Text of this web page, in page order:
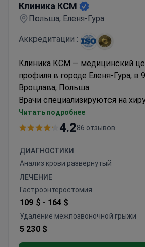
Клиника КСМ
Польша, Еленя-Гура
Аккредитации :
Клиника КСМ — медицинский
профиля в городе Еленя-Гура, в
Вроцлава, Польша.
Врачи специализируются на
веса, пластических операциях,
минимально-инвазивных
Иностранным пациентам здесь
пакетные цены и персональный
клинике КСМ принимают только
Каждый год сюда приезжают
пациентов из Великобритании,
Читать подробнее
4.286 отзывов
ДИАГНОСТИКИ
Анализ крови развернутый
ЛЕЧЕНИЕ
Гастроэнтеростомия
109 $ - 164 $
Удаление межпозвоночной грыжи
5 230 $